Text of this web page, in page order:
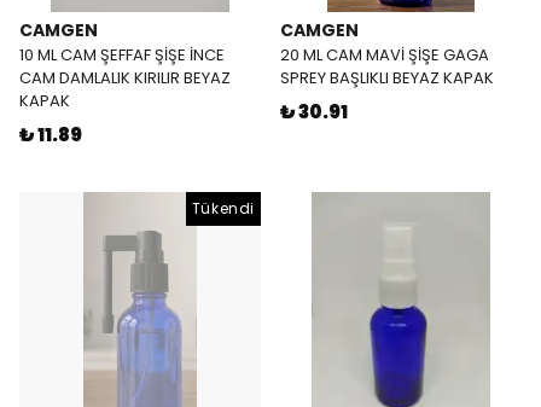
CAMGEN
10 ML CAM ŞEFFAF ŞİŞE İNCE
CAM DAMLALIK KIRILIR BEYAZ
KAPAK
₺ 11.89
CAMGEN
20 ML CAM MAVİ ŞİŞE GAGA
SPREY BAŞLIKLI BEYAZ KAPAK
₺ 30.91
Tükendi